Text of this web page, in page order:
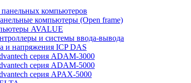
компьютеров
компьютеры (Open frame)
AVALUE
и системы ввода-вывода
и напряжения ICP DAS
серия ADAM-3000
серия ADAM-5000
серия APAX-5000